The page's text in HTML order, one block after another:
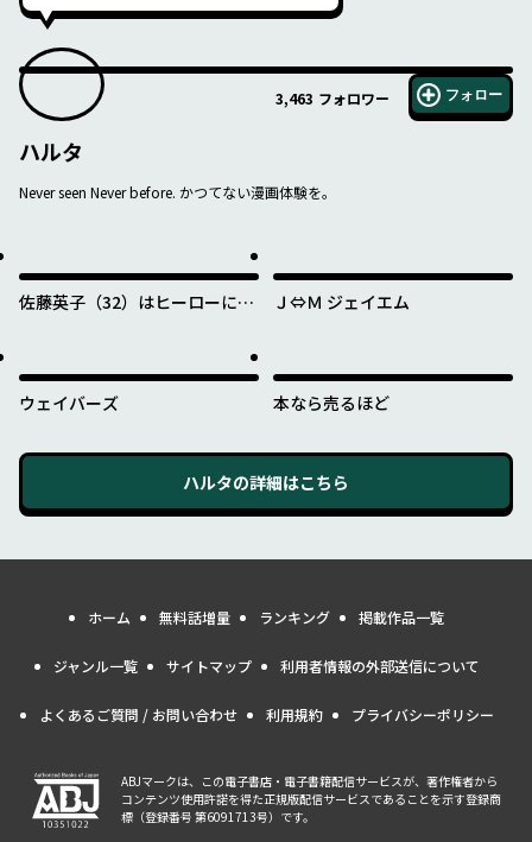
3,463 フォロワー フォロー
ハルタ
Never seen Never before. かつてない漫画体験を。
佐藤英子（32）はヒーローにな
Ｊ⇔Ｍ ジェイエム
ウェイバーズ 本なら売るほど
ハルタの詳細はこちら
ホーム 無料話増量 ランキング 掲載作品一覧
ジャンル一覧 サイトマップ 利用者情報の外部送信について
よくあるご質問 / お問い合わせ 利用規約 プライバシーポリシー
ABJマークは、この電子書店・電子書籍配信サービスが、著作権者から
コンテンツ使用許諾を得た正規版配信サービスであることを示す登録商
標（登録番号 第6091713号）です。